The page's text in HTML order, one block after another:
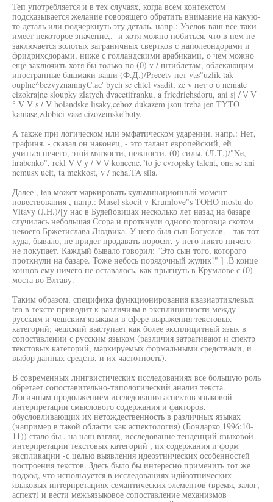
Теп употребляется и в тех случаях, когда всем контекстом
подсказывается желание говорящего обратить внимание на какую-
то деталь или подчеркнуть эту деталь, напр.: Узелок ваш все-таки
имеет некоторое значение,.- и хотя можно побиться, что в нем не
заключается золотых заграничных свертков с наполеондорами и
фридрихсдорами, ниже с голландскими арабиками, о чем можно
еще заключить хотя бы только по (0) v / штиблетам, облекающим
иностранные башмаки ваши (Ф.Д.)/Precetv пет vas"uzlik tak
ouplne^bezvyznamnyC.ас' bych se chtel vsadit, ze v пет о о nemate
cizokrajne sloupky zlatych dvacetifranku, a friedrichsdoru, ani sj / \/ V
° V V s / V holandske lisaky,cehoz dukazem jsou treba jen TYTO
kamase,zdobici vase cizozemske'boty.
А также при логическом или эмфатическом ударении, напр.: Нет,
графиня. - сказал он наконец, - это талант европейский, ей
учиться нечего, этой мягкости, нежности, (0) силы. (Л.Т.)/"Ne,
hrabenko", rekl V \/ у / V \/ konecne,"to je evropsky talent, ona se ani
nemusx ucit, ta mekkost, v / neha,TA sila.
Далее , ten может маркировать кульминационный момент
повествования , напр.: Musel skocit v Krumlove"s TOHO mostu do
Vltavy (J.H.)/[y нас в Будейовицах несколько лет назад на базаре
случилась небольшая Ссора и проткнули одного торговца скотом
некоего Бржетислава Людвика. У него был сын Богуслав. - так тот
куда, бывало, не придет продавать поросят, у него никто ничего
не покупает. Каждый бывало говорил: "Это сын того, которого
проткнули на базаре. Тоже небось порядочный жулик!" ] .В конце
концов ему ничего не оставалось, как прыгнуть в Крумлове с (0)
моста во Влтаву.
Таким образом, специфика функционирования квазиартиклевых
ten в тексте приводит к различиям в эксплицитности между
русским и чешским языками в сфере выражения текстовых
категорий; чешский выступает как более эксплицитный язык в
сопоставлении с русским языком (различия затрагивают и спектр
текстовых категорий, маркируемых формальными средствами, и
выбор данных средств, и их частотность).
В современных лингвистических исследованиях все большую роль
обретает сопоставительно-типологический анализ текста.
Логичным продолжением исследования аспектов языковой
интерпретации смыслового содержания и факторов,
обусловливающих их нетождественность в различных языках
(например в такой области как аспектология) (Бондарко 1996:10-
11)) стало бы , на наш взгляд, исследование тенденций языковой
интерпретации текстовых категорий , их содержания и форм
экспликации -с целью выявления идеоэтнических особенностей
построения текстов. Здесь было бы интересно применить тот же
подход, что используется в исследованиях идйоэтнических
языковых интерпретациях семантических элементов (время, залог,
аспект) и вести межъязыковое сопоставление механизмов